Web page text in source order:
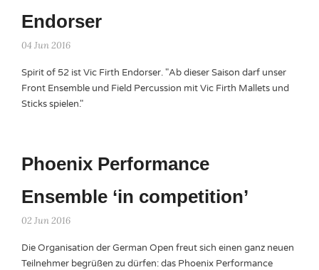
Endorser
04 Jun 2016
Spirit of 52 ist Vic Firth Endorser. "Ab dieser Saison darf unser
Front Ensemble und Field Percussion mit Vic Firth Mallets und
Sticks spielen."
Phoenix Performance
Ensemble ‘in competition’
02 Jun 2016
Die Organisation der German Open freut sich einen ganz neuen
Teilnehmer begrüßen zu dürfen: das Phoenix Performance